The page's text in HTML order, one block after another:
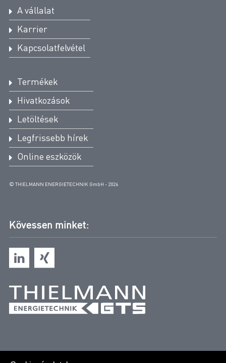
A vállalat
Karrier
Kapcsolatfelvétel
Termékek
Hivatkozások
Letöltések
Legfrissebb hírek
Online eszközök
© THIELMANN ENERGIETECHNIK GmbH - 2026
Kövessen minket: